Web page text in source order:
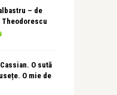
– de
O sută
O mie de